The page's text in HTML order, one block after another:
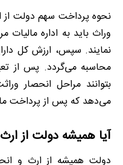
نحوه پرداخت سهم دولت
وراث باید به اداره مالیات
نمایند. سپس، ارزش کل
محاسبه می‌گردد. پس از
بتوانند مراحل انحصار
می‌دهد که پس از پرداخت
آیا همیشه دولت از
دولت همیشه از ارث و